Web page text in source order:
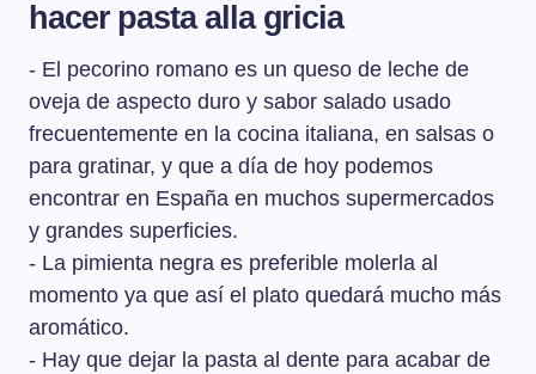
hacer pasta alla gricia
- El pecorino romano es un queso de leche de
oveja de aspecto duro y sabor salado usado
frecuentemente en la cocina italiana, en salsas o
para gratinar, y que a día de hoy podemos
encontrar en España en muchos supermercados
y grandes superficies.
- La pimienta negra es preferible molerla al
momento ya que así el plato quedará mucho más
aromático.
- Hay que dejar la pasta al dente para acabar de